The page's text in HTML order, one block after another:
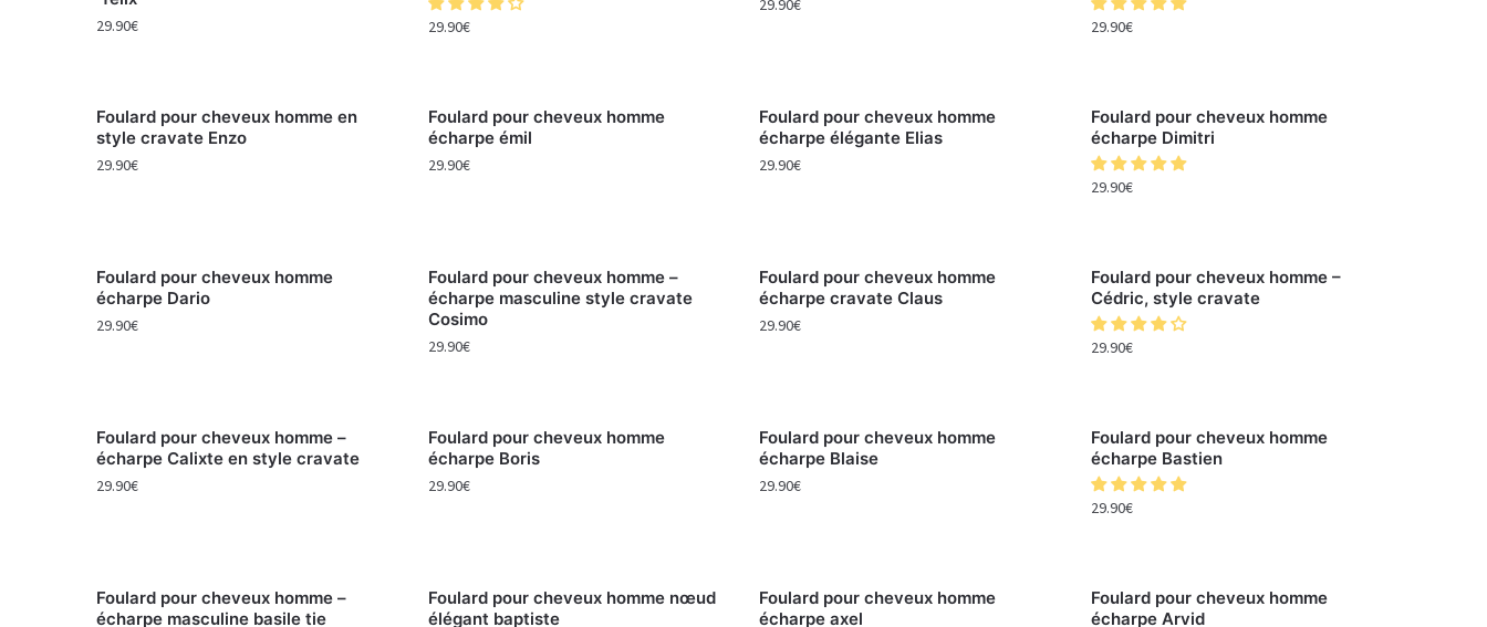
29.90€ 29.90€
29.90€
29.90€
Foulard pour cheveux homme en
style cravate Enzo
29.90€
Foulard pour cheveux homme
écharpe émil
29.90€
Foulard pour cheveux homme
écharpe élégante Elias
29.90€
Foulard pour cheveux homme
écharpe Dimitri
29.90€
Foulard pour cheveux homme
écharpe Dario
29.90€
Foulard pour cheveux homme –
écharpe masculine style cravate
Cosimo
29.90€
Foulard pour cheveux homme
écharpe cravate Claus
29.90€
Foulard pour cheveux homme –
Cédric, style cravate
29.90€
Foulard pour cheveux homme –
écharpe Calixte en style cravate
29.90€
Foulard pour cheveux homme
écharpe Boris
29.90€
Foulard pour cheveux homme
écharpe Blaise
29.90€
Foulard pour cheveux homme
écharpe Bastien
29.90€
Foulard pour cheveux homme –
écharpe masculine basile tie
Foulard pour cheveux homme nœud
élégant baptiste
Foulard pour cheveux homme
écharpe axel
Foulard pour cheveux homme
écharpe Arvid